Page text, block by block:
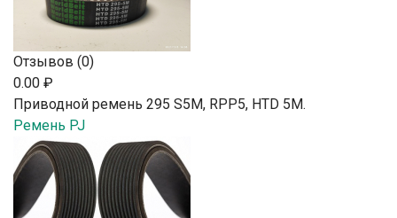
Отзывов (0)
0.00 ₽
Приводной ремень 295 S5M, RPP5, HTD 5М.
Ремень PJ